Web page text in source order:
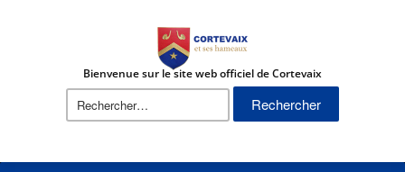
Bienvenue sur le site web officiel de Cortevaix